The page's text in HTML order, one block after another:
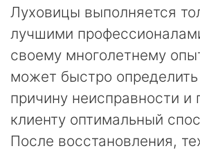
Луховицы выполняется
лучшими
своему многолетнему
может быстро
причину неисправности и
клиенту оптимальный
После восстановления,